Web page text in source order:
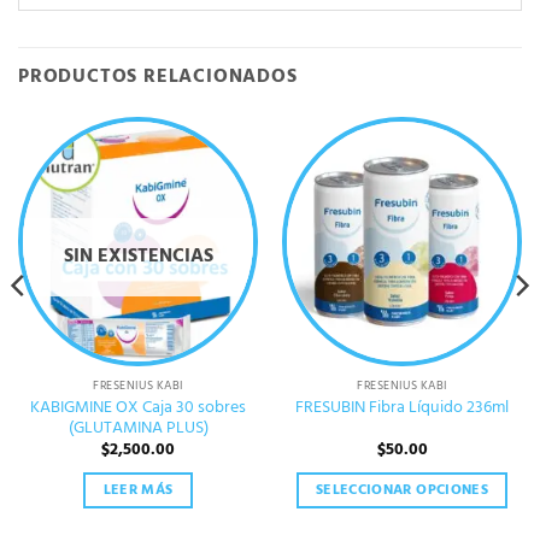
PRODUCTOS RELACIONADOS
SIN EXISTENCIAS
FRESENIUS KABI
KABIGMINE OX Caja 30 sobres
(GLUTAMINA PLUS)
$2,500.00
LEER MÁS
FRESENIUS KABI
FRESUBIN Fibra Líquido 236ml
$50.00
SELECCIONAR OPCIONES